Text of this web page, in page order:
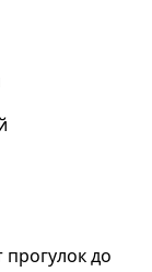
прогулок до